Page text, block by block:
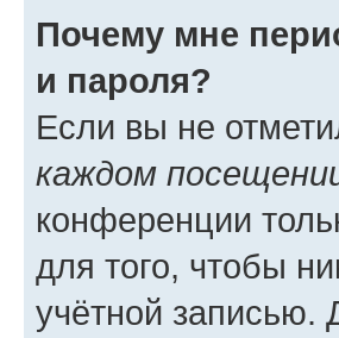
Почему мне
и пароля?
Если вы не
каждом
конференции
для того, чтобы
учётной записью.